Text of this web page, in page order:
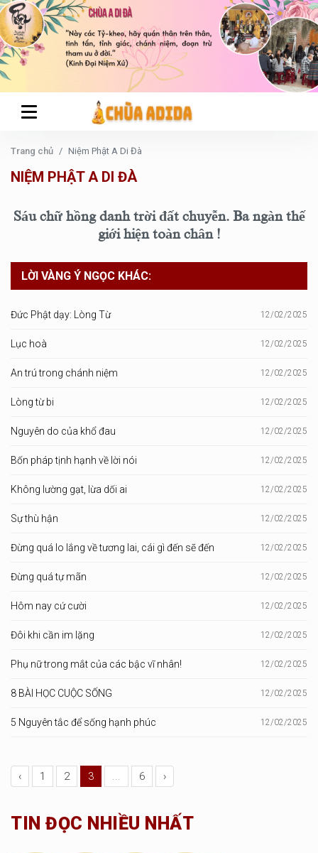
Trang chủ Niệm Phật A Di Đà
NIỆM PHẬT A DI ĐÀ
Sáu chữ hồng danh trời đất chuyễn. Ba ngàn thế
giới hiện toàn chân !
LỜI VÀNG Ý NGỌC KHÁC:
Đức Phật dạy: Lòng Từ 12/02/2025
Lục hoà 12/02/2025
An trú trong chánh niệm 12/02/2025
Lòng từ bi 12/02/2025
Nguyên do của khổ đau 12/02/2025
Bốn pháp tịnh hạnh về lời nói 12/02/2025
Không lường gạt, lừa dối ai 12/02/2025
Sự thù hận 12/02/2025
Đừng quá lo lắng về tương lai, cái gì đến sẽ đến 12/02/2025
Đừng quá tự mãn 12/02/2025
Hôm nay cứ cười 12/02/2025
Đôi khi cần im lặng 12/02/2025
Phụ nữ trong mắt của các bậc vĩ nhân! 12/02/2025
8 BÀI HỌC CUỘC SỐNG 12/02/2025
5 Nguyên tắc để sống hạnh phúc 12/02/2025
‹ 1 2 3 ... 6 ›
TIN ĐỌC NHIỀU NHẤT